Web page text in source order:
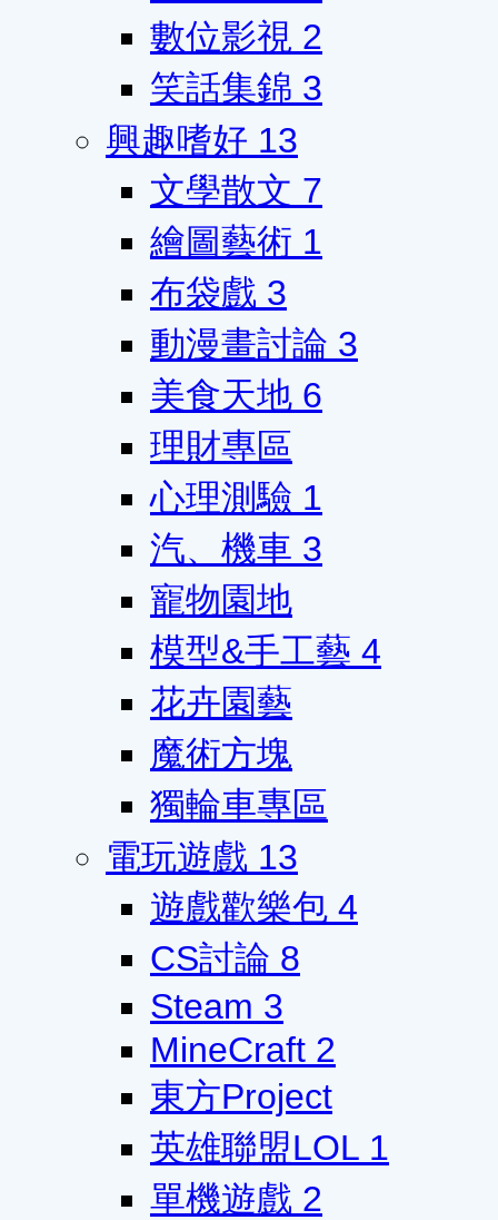
數位影視 2
笑話集錦 3
興趣嗜好 13
文學散文 7
繪圖藝術 1
布袋戲 3
動漫畫討論 3
美食天地 6
理財專區
心理測驗 1
汽、機車 3
寵物園地
模型&手工藝 4
花卉園藝
魔術方塊
獨輪車專區
電玩遊戲 13
遊戲歡樂包 4
CS討論 8
Steam 3
MineCraft 2
東方Project
英雄聯盟LOL 1
單機遊戲 2